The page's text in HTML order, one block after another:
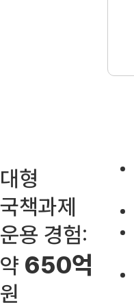
대형
국책과제
운용 경험:
약 650억
원